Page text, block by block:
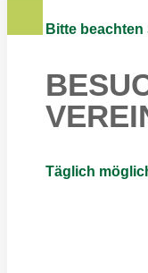
Bitte beachten
Täglich